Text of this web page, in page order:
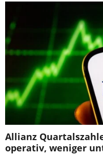
Allianz
operativ, weniger